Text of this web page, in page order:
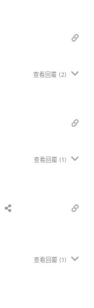
查看回覆 (2)
查看回覆 (1)
查看回覆 (1)